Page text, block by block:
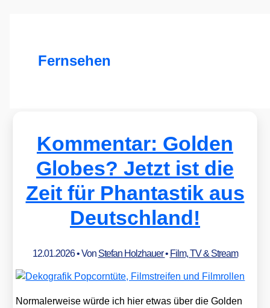
Fernsehen
Kommentar: Golden
Globes? Jetzt ist die
Zeit für Phantastik aus
Deutschland!
12.01.2026• Von Stefan Holzhauer• Film, TV & Stream
Nor­ma­ler­wei­se wür­de ich hier etwas über die Gol­den